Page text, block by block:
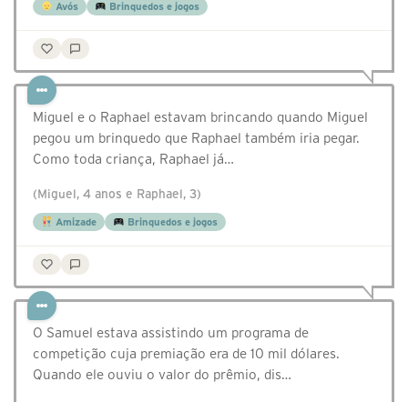
Avós Brinquedos e jogos
Miguel e o Raphael estavam brincando quando Miguel
pegou um brinquedo que Raphael também iria pegar.
Como toda criança, Raphael já…
(Miguel, 4 anos e Raphael, 3)
Amizade Brinquedos e jogos
O Samuel estava assistindo um programa de
competição cuja premiação era de 10 mil dólares.
Quando ele ouviu o valor do prêmio, dis…